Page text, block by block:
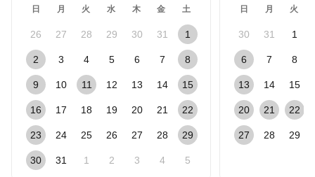
日 月 火 水 木 金 土
26 27 28 29 30 31 1
2 3 4 5 6 7 8
9 10 11 12 13 14 15
16 17 18 19 20 21 22
23 24 25 26 27 28 29
30 31 1 2 3 4 5
日 月 火
30 31 1
6 7 8
13 14 15
20 21 22
27 28 29